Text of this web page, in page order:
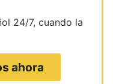
24/7, cuando la
ahora